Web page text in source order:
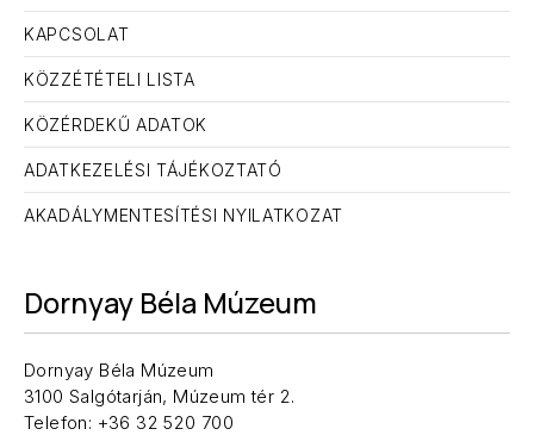
KAPCSOLAT
KÖZZÉTÉTELI LISTA
KÖZÉRDEKŰ ADATOK
ADATKEZELÉSI TÁJÉKOZTATÓ
AKADÁLYMENTESÍTÉSI NYILATKOZAT
Dornyay Béla Múzeum
Dornyay Béla Múzeum
3100 Salgótarján, Múzeum tér 2.
Telefon: +36 32 520 700